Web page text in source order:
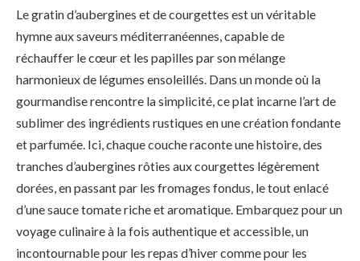
Le gratin d’aubergines et de courgettes est un véritable
hymne aux saveurs méditerranéennes, capable de
réchauffer le cœur et les papilles par son mélange
harmonieux de légumes ensoleillés. Dans un monde où la
gourmandise rencontre la simplicité, ce plat incarne l’art de
sublimer des ingrédients rustiques en une création fondante
et parfumée. Ici, chaque couche raconte une histoire, des
tranches d’aubergines rôties aux courgettes légèrement
dorées, en passant par les fromages fondus, le tout enlacé
d’une sauce tomate riche et aromatique. Embarquez pour un
voyage culinaire à la fois authentique et accessible, un
incontournable pour les repas d’hiver comme pour les